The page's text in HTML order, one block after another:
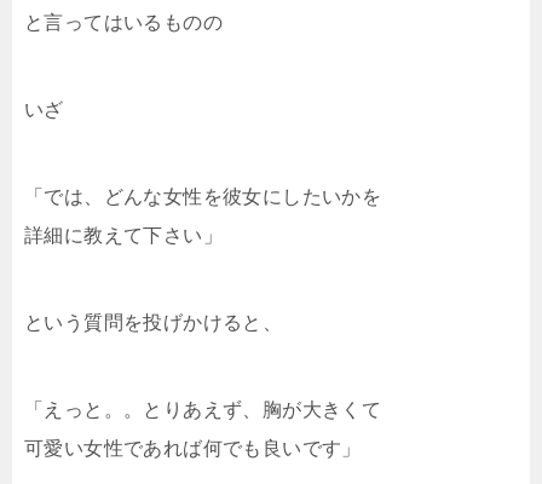
と言ってはいるものの
いざ
「では、どんな女性を彼女にしたいかを
詳細に教えて下さい」
という質問を投げかけると、
「えっと。。とりあえず、胸が大きくて
可愛い女性であれば何でも良いです」